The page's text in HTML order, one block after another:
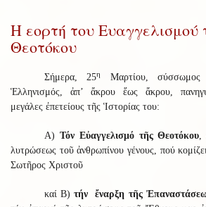
Η εορτή του Ευαγγελισμού
Θεοτόκου
Σήμερα, 25η
Μαρτίου, σύσσωμος
Ἑλληνισμός, ἀπ’ ἄκρου ἕως ἄκρου,
μεγάλες ἐπετείους τῆς Ἱστορίας του:
Α) Τόν Εὐαγγελισμό τῆς Θεοτόκου,
λυτρώσεως τοῦ ἀνθρωπίνου γένους, πού
Σωτῆρος Χριστοῦ
καί Β)τήν ἔναρξη τῆς